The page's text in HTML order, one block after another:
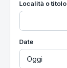
Località o titolo
Date